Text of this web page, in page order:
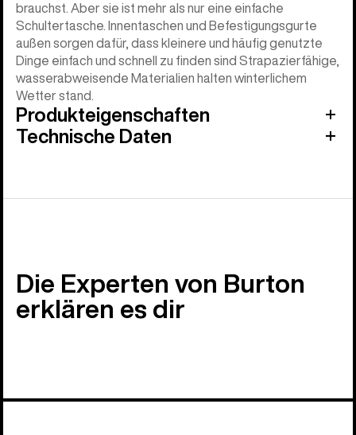
brauchst. Aber sie ist mehr als nur eine einfache
Schultertasche. Innentaschen und Befestigungsgurte
außen sorgen dafür, dass kleinere und häufig genutzte
Dinge einfach und schnell zu finden sind Strapazierfähige,
wasserabweisende Materialien halten winterlichem
Wetter stand.
Produkteigenschaften
Technische Daten
Die Experten von Burton
erklären es dir